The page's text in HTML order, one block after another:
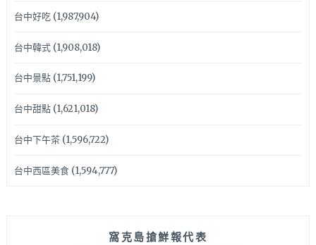
台中好吃(1,987,904)
台中韓式(1,908,018)
台中景點(1,751,199)
台中甜點(1,621,018)
台中下午茶(1,596,722)
台中西區美食(1,594,777)
窩克島搶鮮報代表